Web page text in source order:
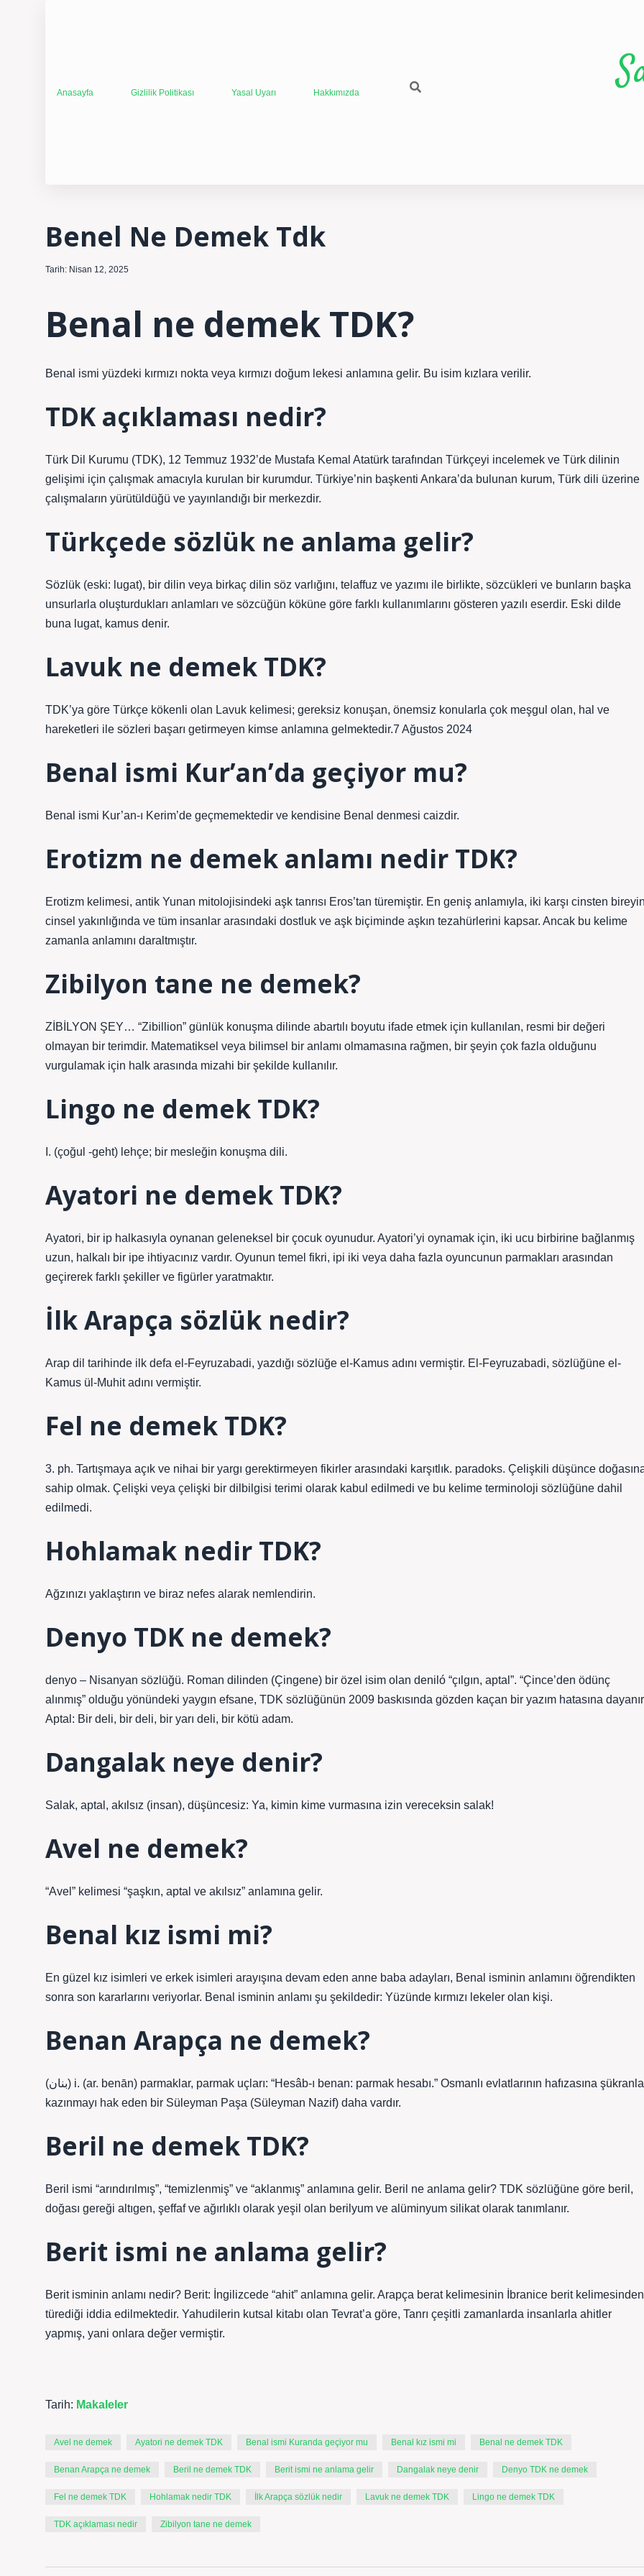
Anasayfa Gizlilik Politikası Yasal Uyarı Hakkımızda
Benel Ne Demek Tdk
Tarih: Nisan 12, 2025
Benal ne demek TDK?
Benal ismi yüzdeki kırmızı nokta veya kırmızı doğum lekesi anlamına gelir. Bu isim kızlara verilir.
TDK açıklaması nedir?
Türk Dil Kurumu (TDK), 12 Temmuz 1932’de Mustafa Kemal Atatürk tarafından Türkçeyi incelemek ve Türk dilinin
gelişimi için çalışmak amacıyla kurulan bir kurumdur. Türkiye’nin başkenti Ankara’da bulunan kurum, Türk dili üzerine
çalışmaların yürütüldüğü ve yayınlandığı bir merkezdir.
Türkçede sözlük ne anlama gelir?
Sözlük (eski: lugat), bir dilin veya birkaç dilin söz varlığını, telaffuz ve yazımı ile birlikte, sözcükleri ve bunların başka
unsurlarla oluşturdukları anlamları ve sözcüğün köküne göre farklı kullanımlarını gösteren yazılı eserdir. Eski dilde
buna lugat, kamus denir.
Lavuk ne demek TDK?
TDK’ya göre Türkçe kökenli olan Lavuk kelimesi; gereksiz konuşan, önemsiz konularla çok meşgul olan, hal ve
hareketleri ile sözleri başarı getirmeyen kimse anlamına gelmektedir.7 Ağustos 2024
Benal ismi Kur’an’da geçiyor mu?
Benal ismi Kur’an-ı Kerim’de geçmemektedir ve kendisine Benal denmesi caizdir.
Erotizm ne demek anlamı nedir TDK?
Erotizm kelimesi, antik Yunan mitolojisindeki aşk tanrısı Eros’tan türemiştir. En geniş anlamıyla, iki karşı cinsten
cinsel yakınlığında ve tüm insanlar arasındaki dostluk ve aşk biçiminde aşkın tezahürlerini kapsar. Ancak bu kelime
zamanla anlamını daraltmıştır.
Zibilyon tane ne demek?
ZİBİLYON ŞEY… “Zibillion” günlük konuşma dilinde abartılı boyutu ifade etmek için kullanılan, resmi bir değeri
olmayan bir terimdir. Matematiksel veya bilimsel bir anlamı olmamasına rağmen, bir şeyin çok fazla olduğunu
vurgulamak için halk arasında mizahi bir şekilde kullanılır.
Lingo ne demek TDK?
I. (çoğul -geht) lehçe; bir mesleğin konuşma dili.
Ayatori ne demek TDK?
Ayatori, bir ip halkasıyla oynanan geleneksel bir çocuk oyunudur. Ayatori’yi oynamak için, iki ucu birbirine bağlanmış
uzun, halkalı bir ipe ihtiyacınız vardır. Oyunun temel fikri, ipi iki veya daha fazla oyuncunun parmakları arasından
geçirerek farklı şekiller ve figürler yaratmaktır.
İlk Arapça sözlük nedir?
Arap dil ​​tarihinde ilk defa el-Feyruzabadi, yazdığı sözlüğe el-Kamus adını vermiştir. El-Feyruzabadi, sözlüğüne el-
Kamus ül-Muhit adını vermiştir.
Fel ne demek TDK?
3. ph. Tartışmaya açık ve nihai bir yargı gerektirmeyen fikirler arasındaki karşıtlık. paradoks. Çelişkili düşünce
sahip olmak. Çelişki veya çelişki bir dilbilgisi terimi olarak kabul edilmedi ve bu kelime terminoloji sözlüğüne dahil
edilmedi.
Hohlamak nedir TDK?
Ağzınızı yaklaştırın ve biraz nefes alarak nemlendirin.
Denyo TDK ne demek?
denyo – Nisanyan sözlüğü. Roman dilinden (Çingene) bir özel isim olan deniló “çılgın, aptal”. “Çince’den ödünç
alınmış” olduğu yönündeki yaygın efsane, TDK sözlüğünün 2009 baskısında gözden kaçan bir yazım hatasına
Aptal: Bir deli, bir deli, bir yarı deli, bir kötü adam.
Dangalak neye denir?
Salak, aptal, akılsız (insan), düşüncesiz: Ya, kimin kime vurmasına izin vereceksin salak!
Avel ne demek?
“Avel” kelimesi “şaşkın, aptal ve akılsız” anlamına gelir.
Benal kız ismi mi?
En güzel kız isimleri ve erkek isimleri arayışına devam eden anne baba adayları, Benal isminin anlamını öğrendikten
sonra son kararlarını veriyorlar. Benal isminin anlamı şu şekildedir: Yüzünde kırmızı lekeler olan kişi.
Benan Arapça ne demek?
(ﺑﻨﺎﻥ) i. (ar. benān) parmaklar, parmak uçları: “Hesâb-ı benan: parmak hesabı.” Osmanlı evlatlarının hafızasına şükranla
kazınmayı hak eden bir Süleyman Paşa (Süleyman Nazif) daha vardır.
Beril ne demek TDK?
Beril ismi “arındırılmış”, “temizlenmiş” ve “aklanmış” anlamına gelir. Beril ne anlama gelir? TDK sözlüğüne göre beril,
doğası gereği altıgen, şeffaf ve ağırlıklı olarak yeşil olan berilyum ve alüminyum silikat olarak tanımlanır.
Berit ismi ne anlama gelir?
Berit isminin anlamı nedir? Berit: İngilizcede “ahit” anlamına gelir. Arapça berat kelimesinin İbranice berit kelimesinden
türediği iddia edilmektedir. Yahudilerin kutsal kitabı olan Tevrat’a göre, Tanrı çeşitli zamanlarda insanlarla ahitler
yapmış, yani onlara değer vermiştir.
Tarih: Makaleler
Avel ne demek Ayatori ne demek TDK Benal ismi Kuranda geçiyor mu Benal kız ismi mi Benal ne demek TDK
Benan Arapça ne demek Beril ne demek TDK Berit ismi ne anlama gelir Dangalak neye denir Denyo TDK ne demek
Fel ne demek TDK Hohlamak nedir TDK İlk Arapça sözlük nedir Lavuk ne demek TDK Lingo ne demek TDK
TDK açıklaması nedir Zibilyon tane ne demek